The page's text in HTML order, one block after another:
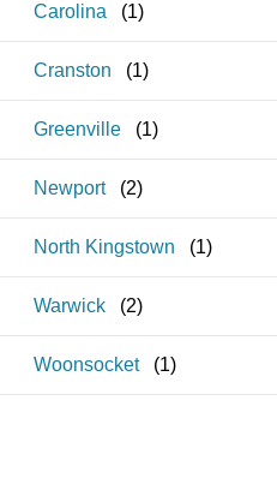
Carolina (1)
Cranston (1)
Greenville (1)
Newport (2)
North Kingstown (1)
Warwick (2)
Woonsocket (1)